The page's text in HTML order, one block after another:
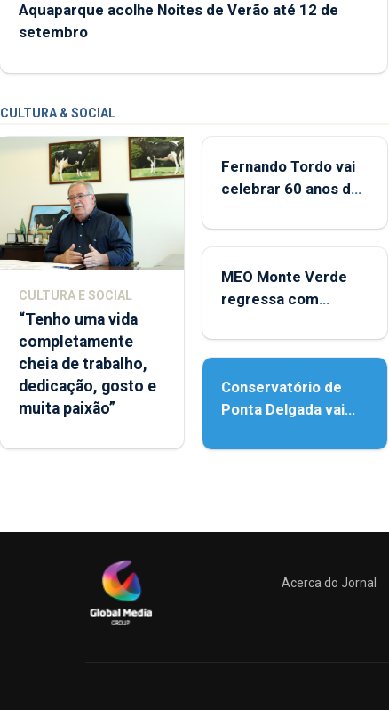
Aquaparque acolhe Noites de Verão até 12 de
setembro
CULTURA & SOCIAL
CULTURA E SOCIAL
“Tenho uma vida
completamente
cheia de trabalho,
dedicação, gosto e
muita paixão”
Fernando Tordo vai
celebrar 60 anos de
Micaelense
MEO Monte Verde
regressa com
acessibilidade
Conservatório de
Ponta Delgada vai
instrumentos
Acerca do Jornal